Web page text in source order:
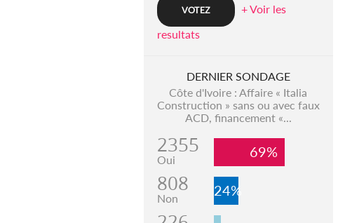
+ Voir les
resultats
DERNIER SONDAGE
Côte d'Ivoire : Affaire « Italia
Construction » sans ou avec faux
ACD, financement «...
2355
Oui 69%
808
Non 24%